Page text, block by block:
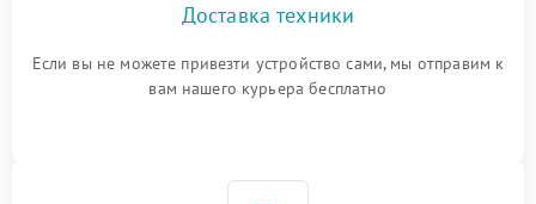
Доставка техники
Если вы не можете привезти устройство сами, мы отправим к
вам нашего курьера бесплатно